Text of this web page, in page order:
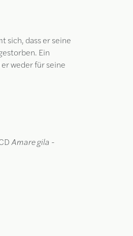
sich, dass er seine
Ein
weder für seine
Amare gila -